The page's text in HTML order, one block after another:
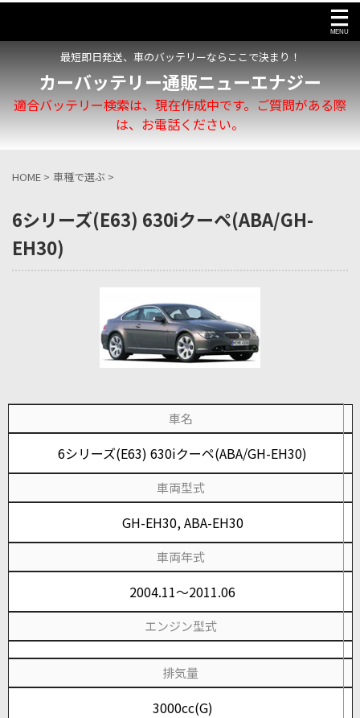
最短即日発送、車のバッテリーならここで決まり！
カーバッテリー通販ニューエナジー
適合バッテリー検索は、現在作成中です。ご質問がある際
は、お電話ください。
HOME > 車種で選ぶ >
6シリーズ(E63) 630iクーペ(ABA/GH-
EH30)
車名
6シリーズ(E63) 630iクーペ(ABA/GH-EH30)
車両型式
GH-EH30, ABA-EH30
車両年式
2004.11～2011.06
エンジン型式
排気量
3000cc(G)